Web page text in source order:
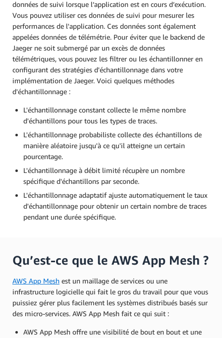
données de suivi lorsque l’application est en cours d’exécution.
Vous pouvez utiliser ces données de suivi pour mesurer les
performances de l'application. Ces données sont également
appelées données de télémétrie. Pour éviter que le backend de
Jaeger ne soit submergé par un excès de données
télémétriques, vous pouvez les filtrer ou les échantillonner en
configurant des stratégies d'échantillonnage dans votre
implémentation de Jaeger. Voici quelques méthodes
d'échantillonnage :
L'échantillonnage constant collecte le même nombre
d'échantillons pour tous les types de traces.
L'échantillonnage probabiliste collecte des échantillons de
manière aléatoire jusqu'à ce qu'il atteigne un certain
pourcentage.
L'échantillonnage à débit limité récupère un nombre
spécifique d'échantillons par seconde.
L'échantillonnage adaptatif ajuste automatiquement le taux
d'échantillonnage pour obtenir un certain nombre de traces
pendant une durée spécifique.
Qu’est-ce que le AWS App Mesh ?
AWS App Mesh est un maillage de services ou une
infrastructure logicielle qui fait le gros du travail pour que vous
puissiez gérer plus facilement les systèmes distribués basés sur
des micro-services. AWS App Mesh fait ce qui suit :
AWS App Mesh offre une visibilité de bout en bout et une